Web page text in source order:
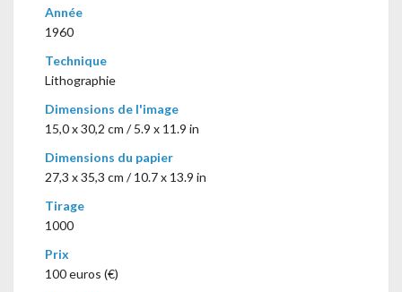
Année
1960
Technique
Lithographie
Dimensions de l'image
15,0 x 30,2 cm / 5.9 x 11.9 in
Dimensions du papier
27,3 x 35,3 cm / 10.7 x 13.9 in
Tirage
1000
Prix
100 euros (€)